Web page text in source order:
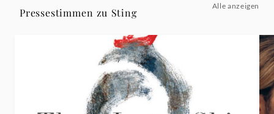
Pressestimmen zu Sting
Alle anzeigen